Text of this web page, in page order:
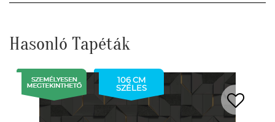
Hasonló Tapéták
106 CM
SZÉLES